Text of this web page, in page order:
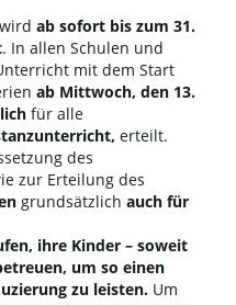
ab sofort bis zum 31.
. In allen Schulen und
mit dem Start
ab Mittwoch, den 13.
für alle
erteilt.
des
zur Erteilung des
grundsätzlich auch für
ihre Kinder – soweit
um so einen
zu leisten.Um